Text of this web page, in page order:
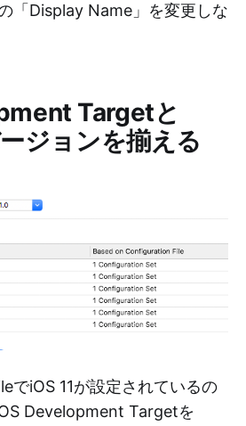
「Display Name」を変更しな
Targetと
ジョンを揃える
でiOS 11が設定されているの
Development Targetを